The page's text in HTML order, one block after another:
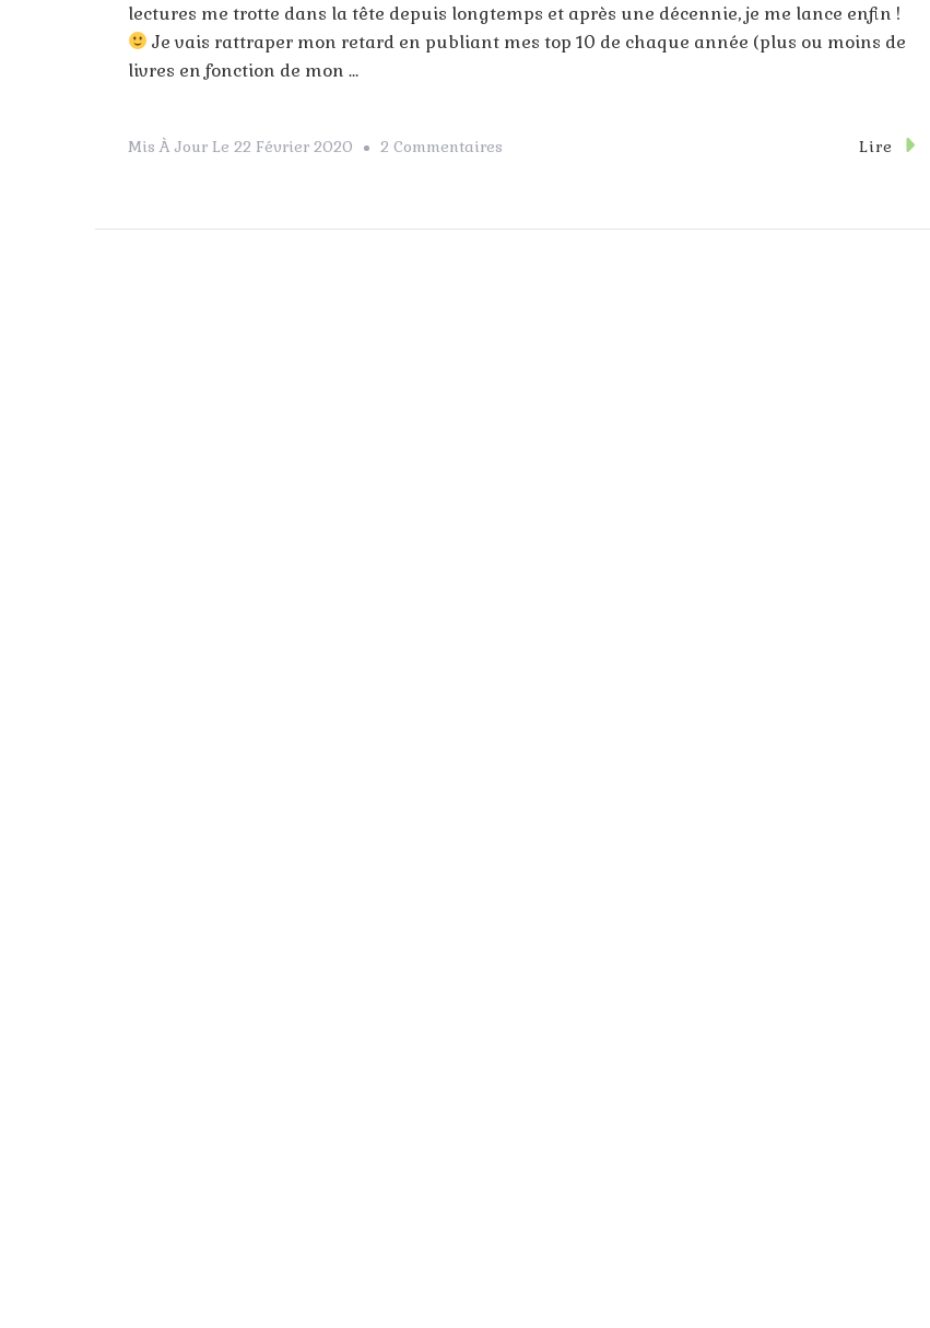
lectures me trotte dans la tête depuis longtemps et après une décennie, je me lance enfin !
Je vais rattraper mon retard en publiant mes top 10 de chaque année (plus ou moins de
livres en fonction de mon …
Mis À Jour Le 22 Février 2020 2 Commentaires Lire